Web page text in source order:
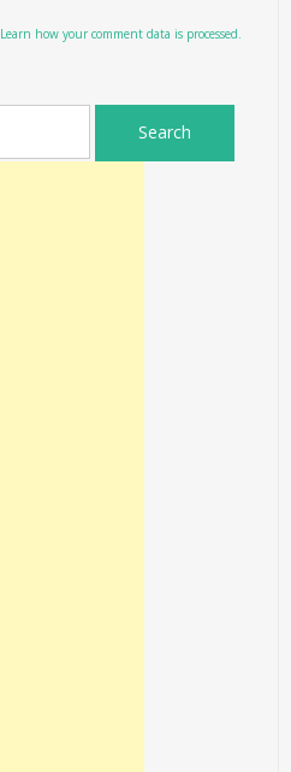
Learn how your comment data is processed.